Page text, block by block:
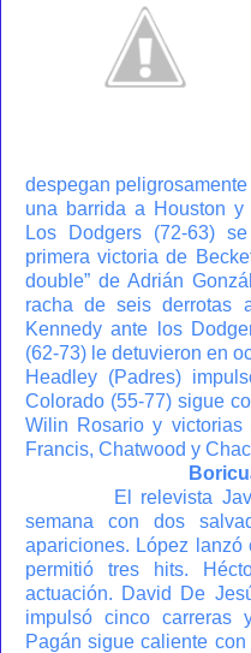
despegan
una barrida a Houston
Los Dodgers (72-63)
primera victoria de
double” de Adrián
racha de seis derrotas
Kennedy ante los
(62-73) le detuvieron en
Headley (Padres)
Colorado (55-77) sigue
Wilin Rosario y
Francis, Chatwood y
El relevista
semana con dos
apariciones. López
permitió tres hits.
actuación. David De
impulsó cinco carreras
Pagán sigue caliente